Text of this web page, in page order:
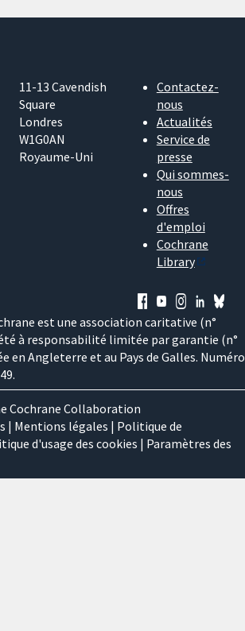
11-13 Cavendish
Square
Londres
W1G0AN
Royaume-Uni
Contactez-
nous
Actualités
Service de
presse
Qui sommes-
nous
Offres
d'emploi
Cochrane
Library
est une association caritative (n°
à responsabilité limitée par garantie (n°
en Angleterre et au Pays de Galles. Numéro
Cochrane Collaboration
| Mentions légales | Politique de
d'usage des cookies | Paramètres des